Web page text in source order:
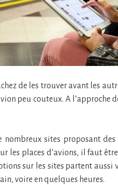
de les trouver avant les
peu couteux. A l’approche
nombreux sites proposant
les places d’avions, il faut
sur les sites partent aussi
voire en quelques heures.